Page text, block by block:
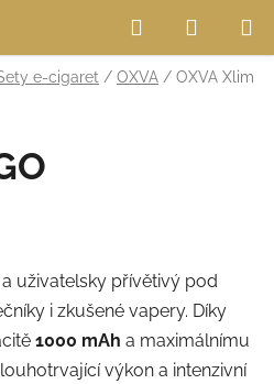
Hledat
KOŠÍK
e-cigaret / OXVA / OXVA Xlim
uživatelsky přívětivý pod
i zkušené vapery. Díky
1000 mAh a maximálnímu
výkon a intenzivní